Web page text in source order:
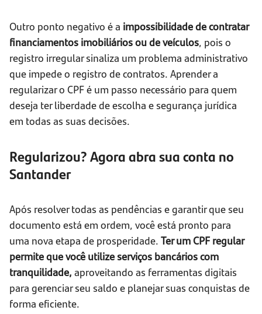
Outro ponto negativo é a impossibilidade de contratar
financiamentos imobiliários ou de veículos, pois o
registro irregular sinaliza um problema administrativo
que impede o registro de contratos. Aprender a
regularizar o CPF é um passo necessário para quem
deseja ter liberdade de escolha e segurança jurídica
em todas as suas decisões.
Regularizou? Agora abra sua conta no
Santander
Após resolver todas as pendências e garantir que seu
documento está em ordem, você está pronto para
uma nova etapa de prosperidade. Ter um CPF regular
permite que você utilize serviços bancários com
tranquilidade, aproveitando as ferramentas digitais
para gerenciar seu saldo e planejar suas conquistas de
forma eficiente.